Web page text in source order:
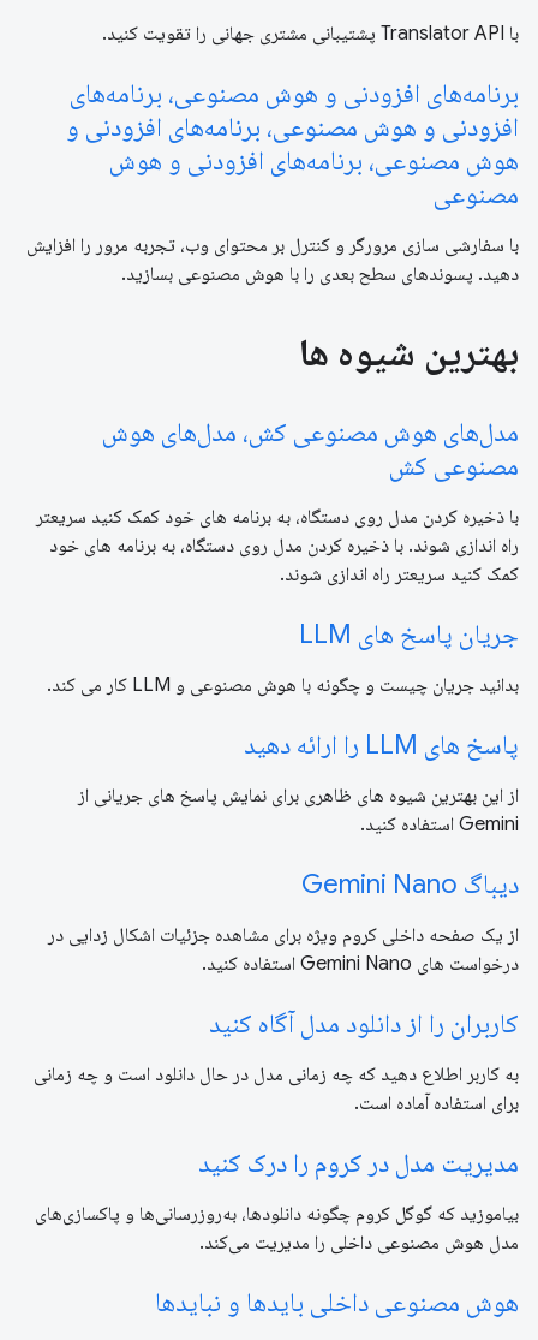
با Translator API پشتیبانی مشتری جهانی را تقویت کنید.
برنامه‌های افزودنی و هوش مصنوعی، برنامه‌های
افزودنی و هوش مصنوعی، برنامه‌های افزودنی و
هوش مصنوعی، برنامه‌های افزودنی و هوش
مصنوعی
با سفارشی سازی مرورگر و کنترل بر محتوای وب، تجربه مرور را افزایش
دهید. پسوندهای سطح بعدی را با هوش مصنوعی بسازید.
بهترین شیوه ها
مدل‌های هوش مصنوعی کش، مدل‌های هوش
مصنوعی کش
با ذخیره کردن مدل روی دستگاه، به برنامه های خود کمک کنید سریعتر
راه اندازی شوند. با ذخیره کردن مدل روی دستگاه، به برنامه های خود
کمک کنید سریعتر راه اندازی شوند.
جریان پاسخ های LLM
بدانید جریان چیست و چگونه با هوش مصنوعی و LLM کار می کند.
پاسخ های LLM را ارائه دهید
از این بهترین شیوه های ظاهری برای نمایش پاسخ های جریانی از
Gemini استفاده کنید.
دیباگ Gemini Nano
از یک صفحه داخلی کروم ویژه برای مشاهده جزئیات اشکال زدایی در
درخواست های Gemini Nano استفاده کنید.
کاربران را از دانلود مدل آگاه کنید
به کاربر اطلاع دهید که چه زمانی مدل در حال دانلود است و چه زمانی
برای استفاده آماده است.
مدیریت مدل در کروم را درک کنید
بیاموزید که گوگل کروم چگونه دانلودها، به‌روزرسانی‌ها و پاکسازی‌های
مدل هوش مصنوعی داخلی را مدیریت می‌کند.
هوش مصنوعی داخلی بایدها و نبایدها